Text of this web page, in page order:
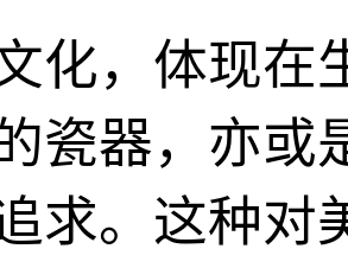
化，体现在
瓷器，亦或
求。这种对